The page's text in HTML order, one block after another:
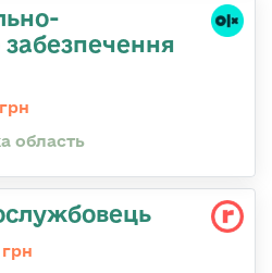
забезпечення
область